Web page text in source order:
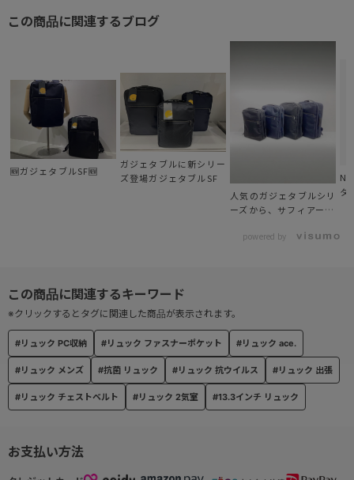
ポケットには、抗ウイルス・抗菌加工の生地を使用。
側面ファスナーと本体気室の双方から物の出し入れが可能なポケッ
ト。
● フロントユーティリティポケット
傷が付きにくいようパイル生地を用いたメガネや
サングラス等小物収納可能なポケット。
身体の前に回した時も、小物が出し入れしやすいファスナーポケッ
ト。左右に装備。
● セミオートマチックスライダー
ポケットには音が鳴りにくい固定された引手の、
セミオートマチックスライダーを採用。
身体の大きめな方や中背の方に合わせた、太めのハーネス。
シンプルなデザインで取り外し出来るチェストベルト付き。
お支払い方法
#リュック PC収納 #リュック ファスナーポケット #リュック ace.
#リュック メンズ #抗菌 リュック #リュック 抗ウイルス #リュック 出張
#リュック チェストベルト #リュック 2気室 #13.3インチ リュック
※クリックするとタグに関連した商品が表示されます。
この商品に関連するブログ
🆕ガジェタブルSF🆕
ガジェタブルに新シリー
ズ登場ガジェタブルSF
人気のガジェタブルシリ
ーズから、サフィアーノ
場！
タ
powered by